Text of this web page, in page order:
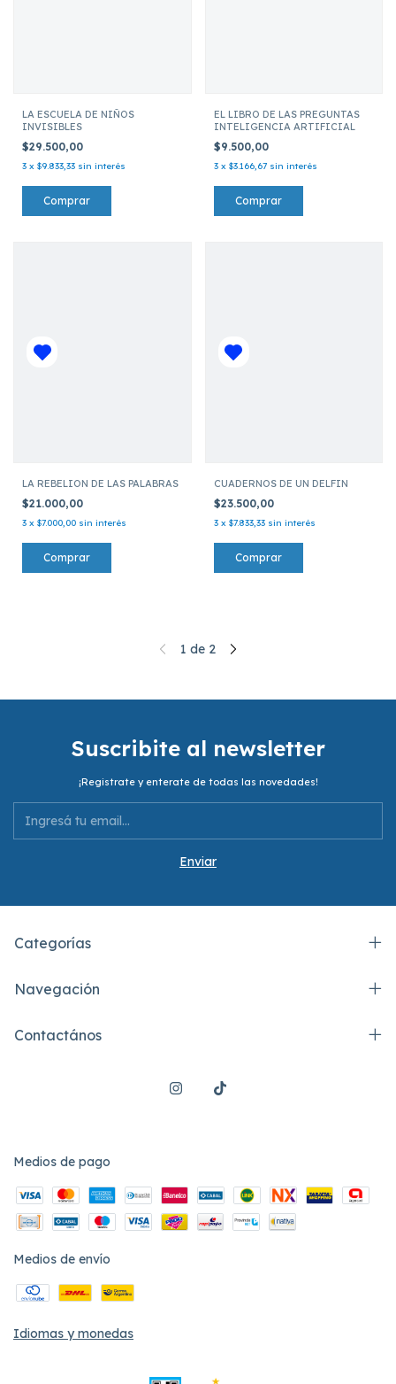
LA ESCUELA DE NIÑOS
INVISIBLES
$29.500,00
3 x $9.833,33 sin interés
EL LIBRO DE LAS PREGUNTAS
INTELIGENCIA ARTIFICIAL
$9.500,00
3 x $3.166,67 sin interés
LA REBELION DE LAS PALABRAS
$21.000,00
3 x $7.000,00 sin interés
CUADERNOS DE UN DELFIN
$23.500,00
3 x $7.833,33 sin interés
1 de 2
Suscribite al newsletter
¡Registrate y enterate de todas las novedades!
Categorías
Navegación
Contactános
Medios de pago
Medios de envío
Idiomas y monedas